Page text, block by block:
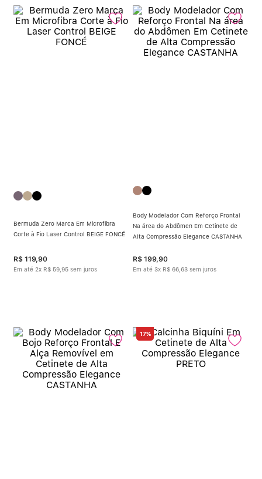
Bermuda Zero Marca Em Microfibra
Corte à Fio Laser Control BEIGE FONCÉ
R$ 119,90
Em até 2x R$ 59 95 sem juros
Body Modelador Com Reforço Frontal
Na área do Abdômen Em Cetinete de
Alta Compressão Elegance CASTANHA
R$ 199,90
Em até 3x R$ 66 63 sem juros
17%